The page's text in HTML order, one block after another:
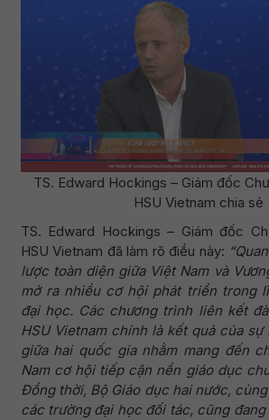
TS. Edward Hockings – Giám đốc
HSU Vietnam chia sẻ
TS. Edward Hockings – Giám đốc
HSU Vietnam đã làm rõ điều này:
lược toàn diện giữa Việt Nam và
mở ra nhiều cơ hội phát triển trong
đại học. Các chương trình liên kết
HSU Vietnam chính là kết quả của
giữa hai quốc gia nhằm mang đến
Nam cơ hội tiếp cận nền giáo dục
Đồng thời, Bộ Giáo dục hai nước,
các trường đại học đối tác, cũng